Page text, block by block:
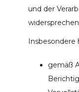
und der
Insbesondere
gemäß